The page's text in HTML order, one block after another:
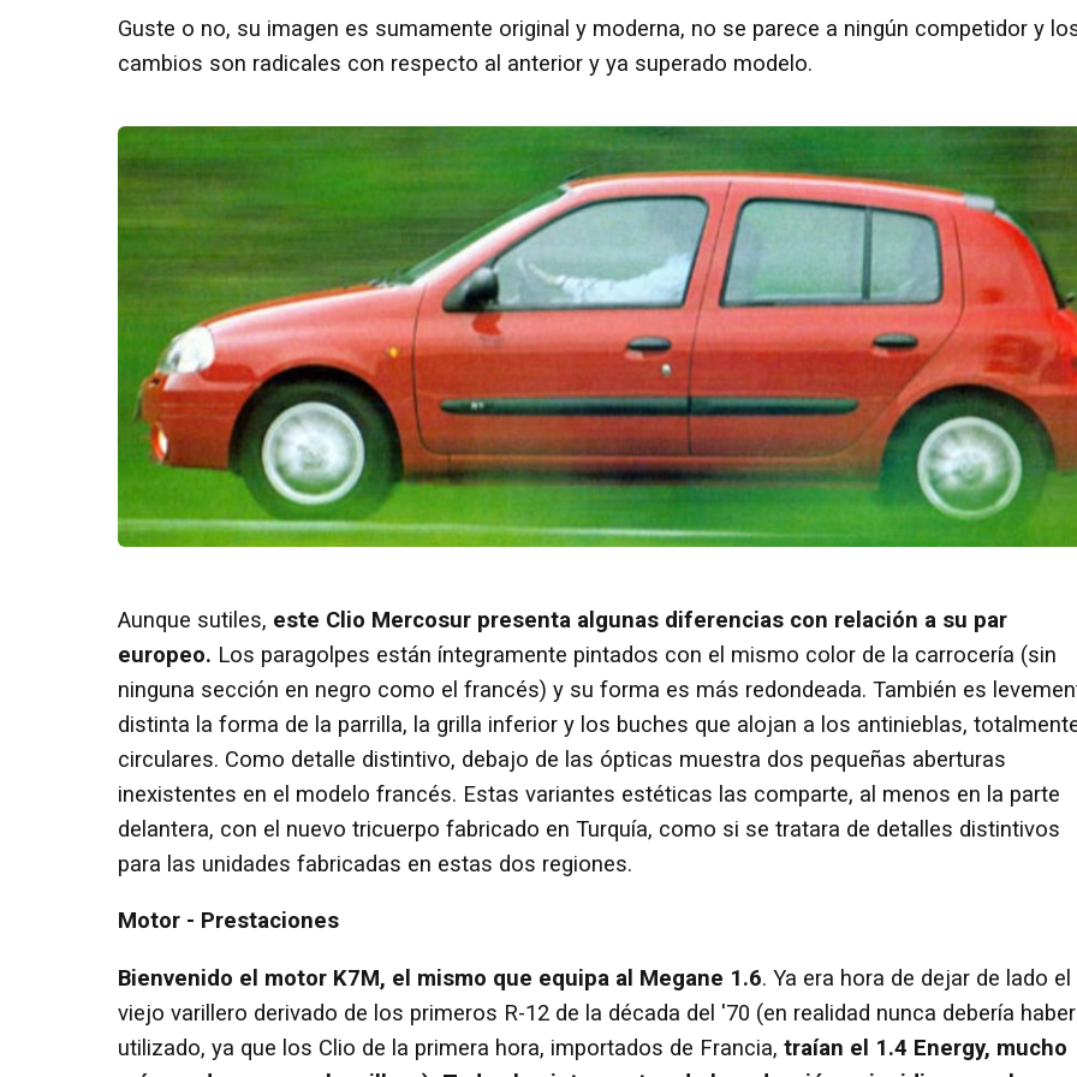
Guste o no, su imagen es sumamente original y moderna, no se parece a ningún competidor y
cambios son radicales con respecto al anterior y ya superado modelo.
Aunque sutiles, este Clio Mercosur presenta algunas diferencias con relación a su par
europeo. Los paragolpes están íntegramente pintados con el mismo color de la carrocería (sin
ninguna sección en negro como el francés) y su forma es más redondeada. También es
distinta la forma de la parrilla, la grilla inferior y los buches que alojan a los antinieblas,
circulares. Como detalle distintivo, debajo de las ópticas muestra dos pequeñas aberturas
inexistentes en el modelo francés. Estas variantes estéticas las comparte, al menos en la parte
delantera, con el nuevo tricuerpo fabricado en Turquía, como si se tratara de detalles distintivos
para las unidades fabricadas en estas dos regiones.
Motor - Prestaciones
Bienvenido el motor K7M, el mismo que equipa al Megane 1.6. Ya era hora de dejar de lado el
viejo varillero derivado de los primeros R-12 de la década del '70 (en realidad nunca debería
utilizado, ya que los Clio de la primera hora, importados de Francia, traían el 1.4 Energy, mucho